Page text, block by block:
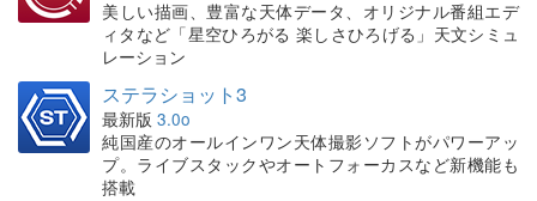
美しい描画、豊富な天体データ、オリジナル番組エデ
ィタなど「星空ひろがる 楽しさひろげる」天文シミュ
レーション
ステラショット3
最新版 3.0o
純国産のオールインワン天体撮影ソフトがパワーアッ
プ。ライブスタックやオートフォーカスなど新機能も
搭載